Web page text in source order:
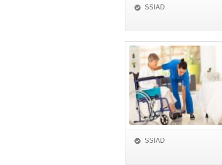
SSIAD
SSIAD